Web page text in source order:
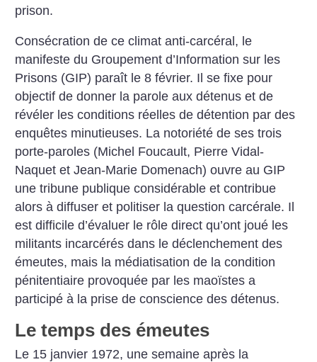
prison.
Consécration de ce climat anti-carcéral, le
manifeste du Groupement d’Information sur les
Prisons (GIP) paraît le 8 février. Il se fixe pour
objectif de donner la parole aux détenus et de
révéler les conditions réelles de détention par des
enquêtes minutieuses. La notoriété de ses trois
porte-paroles (Michel Foucault, Pierre Vidal-
Naquet et Jean-Marie Domenach) ouvre au GIP
une tribune publique considérable et contribue
alors à diffuser et politiser la question carcérale. Il
est difficile d’évaluer le rôle direct qu’ont joué les
militants incarcérés dans le déclenchement des
émeutes, mais la médiatisation de la condition
pénitentiaire provoquée par les maoïstes a
participé à la prise de conscience des détenus.
Le temps des émeutes
Le 15 janvier 1972, une semaine après la